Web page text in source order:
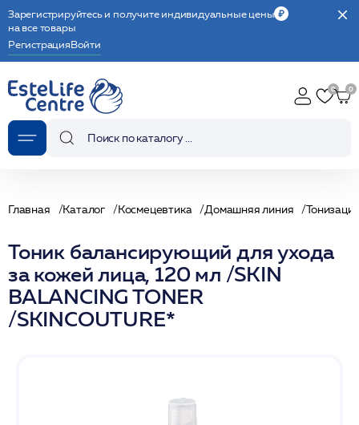
Зарегистрируйтесь и получите индивидуальные цены
на все товары
РегистрацияВойти
Главная Каталог Космецевтика Домашняя линия
Тоник балансирующий для ухода
за кожей лица, 120 мл /SKIN
BALANCING TONER
/SKINCOUTURE*